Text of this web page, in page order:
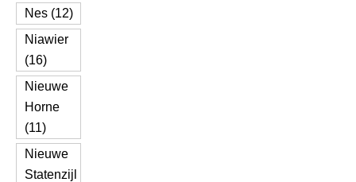
Nes (12)
Niawier
(16)
Nieuwe
Horne
(11)
Nieuwe
Statenzijl